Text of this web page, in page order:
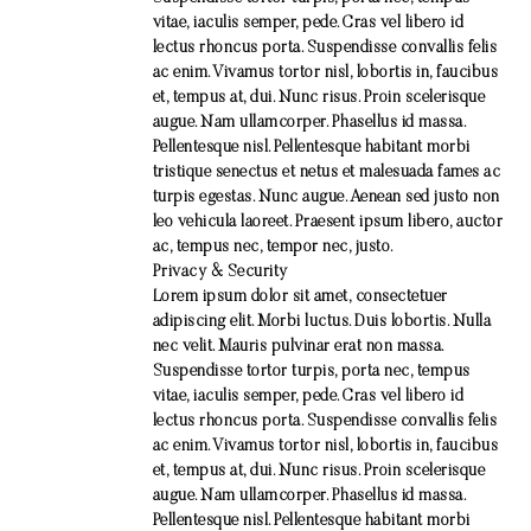
vitae, iaculis semper, pede. Cras vel libero id
lectus rhoncus porta. Suspendisse convallis felis
ac enim. Vivamus tortor nisl, lobortis in, faucibus
et, tempus at, dui. Nunc risus. Proin scelerisque
augue. Nam ullamcorper. Phasellus id massa.
Pellentesque nisl. Pellentesque habitant morbi
tristique senectus et netus et malesuada fames ac
turpis egestas. Nunc augue. Aenean sed justo non
leo vehicula laoreet. Praesent ipsum libero, auctor
ac, tempus nec, tempor nec, justo.
Privacy & Security
Lorem ipsum dolor sit amet, consectetuer
adipiscing elit. Morbi luctus. Duis lobortis. Nulla
nec velit. Mauris pulvinar erat non massa.
Suspendisse tortor turpis, porta nec, tempus
vitae, iaculis semper, pede. Cras vel libero id
lectus rhoncus porta. Suspendisse convallis felis
ac enim. Vivamus tortor nisl, lobortis in, faucibus
et, tempus at, dui. Nunc risus. Proin scelerisque
augue. Nam ullamcorper. Phasellus id massa.
Pellentesque nisl. Pellentesque habitant morbi